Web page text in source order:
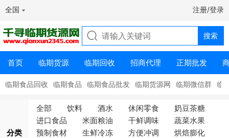
全国 注册/登录
首页 临期货源 临期回收 招商代理 正期批发
临期食品回收 临期食品 临期食品批发 临期货源网 临期微信群 临
分类
全部 饮料 酒水 休闲零食
奶豆茶糖
进口食品
米面粮油 干鲜调味
蔬菜水果
预制食材
生鲜冷冻 方便冲调
烘焙膨化